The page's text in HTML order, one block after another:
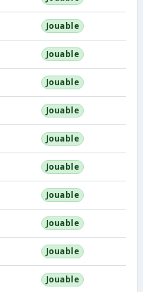
Jouable
Jouable
Jouable
Jouable
Jouable
Jouable
Jouable
Jouable
Jouable
Jouable